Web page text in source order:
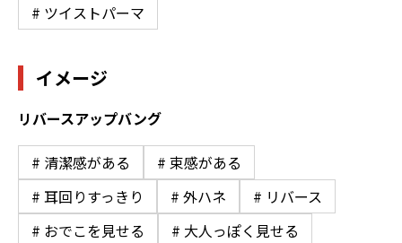
# ツイストパーマ
イメージ
リバースアップバング
# 清潔感がある
# 束感がある
# 耳回りすっきり
# 外ハネ
# リバース
# おでこを見せる
# 大人っぽく見せる